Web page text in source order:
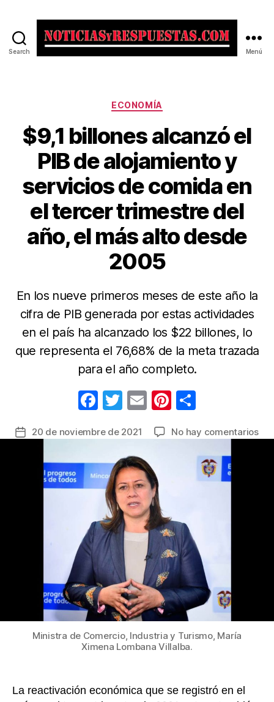
Search Menú
Categorías
ECONOMÍA
$9,1 billones alcanzó el
PIB de alojamiento y
servicios de comida en
el tercer trimestre del
año, el más alto desde
2005
En los nueve primeros meses de este año la
cifra de PIB generada por estas actividades
en el país ha alcanzado los $22 billones, lo
que representa el 76,68% de la meta trazada
para el año completo.
F
c
e
b
o
o
k
T
itt
er
E
ail
Pi
er m
p
ar
Fecha
entrada
20 de noviembre de 2021 No hay comentariosen
Ministra de Comercio, Industria y Turismo, María
Ximena Lombana Villalba.
La reactivación económica que se registró en el